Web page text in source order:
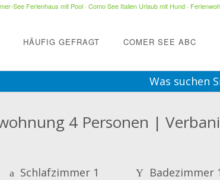
See Ferienhaus mit Pool· Como See Italien Urlaub mit Hund·
HÄUFIG GEFRAGT COMER SEE ABC
Was suchen
4 Personen |
Schlafzimmer 1 Badezimmer